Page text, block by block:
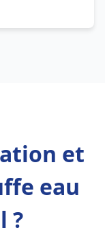
et
eau
?